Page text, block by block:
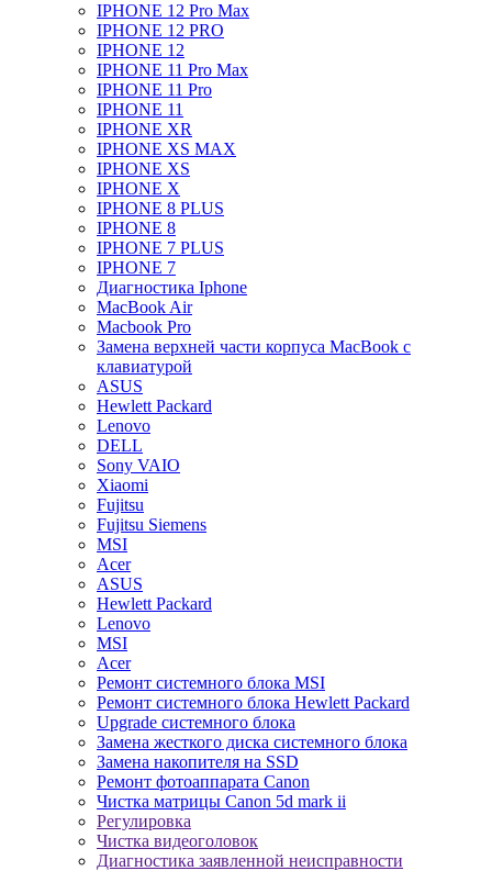
IPHONE 12 Pro Max
IPHONE 12 PRO
IPHONE 12
IPHONE 11 Pro Max
IPHONE 11 Pro
IPHONE 11
IPHONE XR
IPHONE XS MAX
IPHONE XS
IPHONE X
IPHONE 8 PLUS
IPHONE 8
IPHONE 7 PLUS
IPHONE 7
Диагностика Iphone
MacBook Air
Macbook Pro
Замена верхней части корпуса MacBook с
клавиатурой
ASUS
Hewlett Packard
Lenovo
DELL
Sony VAIO
Xiaomi
Fujitsu
Fujitsu Siemens
MSI
Acer
ASUS
Hewlett Packard
Lenovo
MSI
Acer
Ремонт системного блока MSI
Ремонт системного блока Hewlett Packard
Upgrade системного блока
Замена жесткого диска системного блока
Замена накопителя на SSD
Ремонт фотоаппарата Canon
Чистка матрицы Canon 5d mark ii
Регулировка
Чистка видеоголовок
Диагностика заявленной неисправности